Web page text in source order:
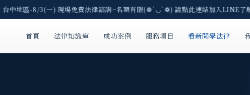
區-8/3(一) 現場免費法律諮詢~名額有限(❁´◡`❁) 請點此連結加入LINE了解
首頁 法律知識庫 成功案例 服務項目 看新聞學法律